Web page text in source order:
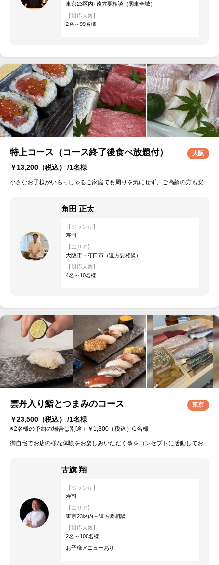
東京23区内+遠方要相談（関東全域）
【対応人数】
2名～99名様
特上コース（コース終了後食べ放題付）
￥13,200 （税込） /1名様
大阪
小さなお子様がいらっしゃるご家庭でも周りを気にせず、ご高齢の方も安心してゆっくりとお食事をお楽しみいただけます。 パーティや記念日など、皆さまにとって心に残る素敵な思い出として、ぜひご利用ください。 極上のひとときと感動をお届けいたします。
角田 正太
【ジャンル】
寿司
【エリア】
大阪市・守口市（遠方要相談）
【対応人数】
4名～10名様
雲丹入り鮨とつまみのコース
￥23,500 （税込） /1名様
※2名様の予約の場合は別途＋￥1,300（税込）/1名様
東京
古旗 翔
【ジャンル】
寿司
【エリア】
東京23区内＋遠方要相談
【対応人数】
2名～100名様
お子様メニューあり